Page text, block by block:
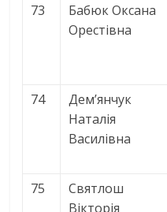
73
Бабюк Оксана
Орестівна
74
Дем’янчук
Наталія
Василівна
75
Святлош
Вікторія